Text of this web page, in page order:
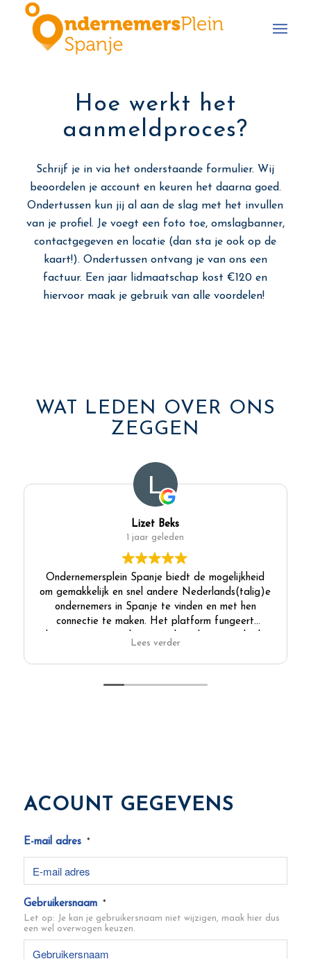
Hoe werkt het
aanmeldproces?
Schrijf je in via het onderstaande formulier. Wij
beoordelen je account en keuren het daarna goed.
Ondertussen kun jij al aan de slag met het invullen
van je profiel. Je voegt een foto toe, omslagbanner,
contactgegeven en locatie (dan sta je ook op de
kaart!). Ondertussen ontvang je van ons een
factuur. Een jaar lidmaatschap kost €120 en
hiervoor maak je gebruik van alle voordelen!
WAT LEDEN OVER ONS
ZEGGEN
Lizet Beks
1 jaar geleden
Ondernemersplein Spanje biedt de mogelijkheid
om gemakkelijk en snel andere Nederlands(talig)e
ondernemers in Spanje te vinden en met hen
connectie te maken. Het platform fungeert
hiermee voor mij als een zoekmachine en ook als
aandacht wordt gebracht bij andere ondernemers
Lees verder
ACOUNT GEGEVENS
E-mail adres *
Gebruikersnaam
*
Let op: Je kan je gebruikersnaam niet wijzigen, maak hier dus
een wel overwogen keuzen.